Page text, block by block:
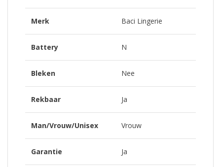
Merk Baci Lingerie
Battery N
Bleken Nee
Rekbaar Ja
Man/Vrouw/Unisex Vrouw
Garantie Ja